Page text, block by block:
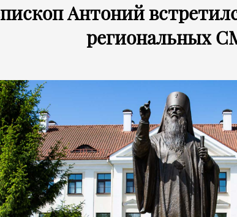
Антоний
региональных